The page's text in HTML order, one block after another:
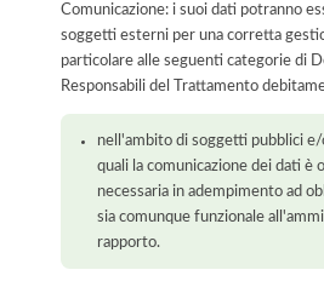
Comunicazione: i suoi dati potranno
soggetti esterni per una corretta
particolare alle seguenti categorie di
Responsabili del Trattamento
nell'ambito di soggetti pubblici
quali la comunicazione dei dati è
necessaria in adempimento ad
sia comunque funzionale
rapporto.